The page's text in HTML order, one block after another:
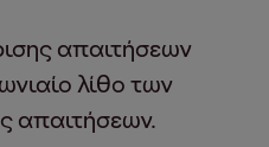
απαιτήσεων
λίθο των
απαιτήσεων.